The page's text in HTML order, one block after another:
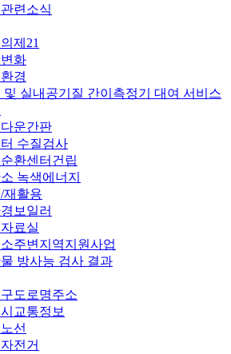
련소식
제21
화
경
및 실내공기질 간이측정기 대여 서비스
운간판
수질검사
환센터건립
녹색에너지
재활용
보일러
료실
주변지역지원사업
방사능 검사 결과
도로명주소
교통정보
선
전거